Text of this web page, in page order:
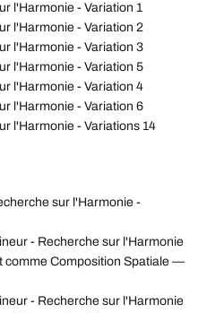
l'Harmonie - Variation 1
l'Harmonie - Variation 2
l'Harmonie - Variation 3
l'Harmonie - Variation 5
l'Harmonie - Variation 4
l'Harmonie - Variation 6
l'Harmonie - Variations 14
sur l'Harmonie -
- Recherche sur l'Harmonie
comme Composition Spatiale —
- Recherche sur l'Harmonie